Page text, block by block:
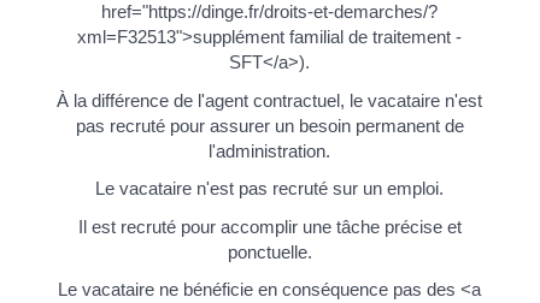
href="https://dinge.fr/droits-et-demarches/?
xml=F32513">supplément familial de traitement -
SFT</a>).
À la différence de l'agent contractuel, le vacataire n'est
pas recruté pour assurer un besoin permanent de
l'administration.
Le vacataire n'est pas recruté sur un emploi.
Il est recruté pour accomplir une tâche précise et
ponctuelle.
Le vacataire ne bénéficie en conséquence pas des <a